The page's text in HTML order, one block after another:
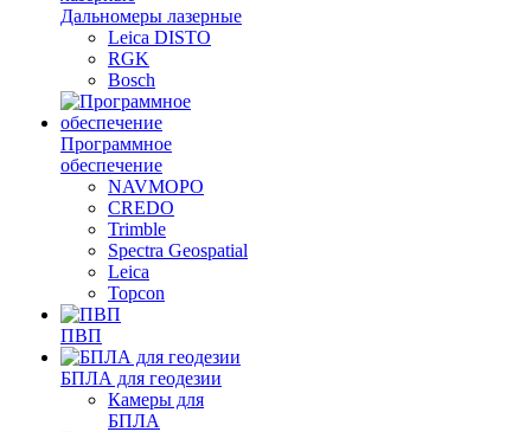
Дальномеры лазерные
Leica DISTO
RGK
Bosch
Программное
обеспечение
NAVMOPO
CREDO
Trimble
Spectra Geospatial
Leica
Topcon
ПВП
БПЛА для геодезии
Камеры для
БПЛА